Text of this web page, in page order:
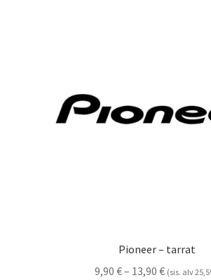
Pioneer – tarrat
9,90 €– 13,90 € (sis. alv